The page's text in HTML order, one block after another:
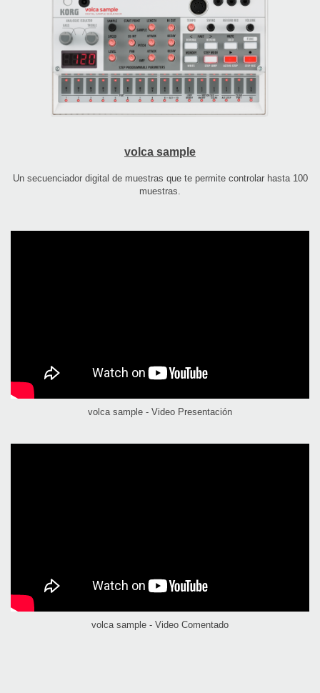
volca sample
Un secuenciador digital de muestras que te permite controlar hasta 100
muestras.
volca sample - Video Presentación
volca sample - Video Comentado